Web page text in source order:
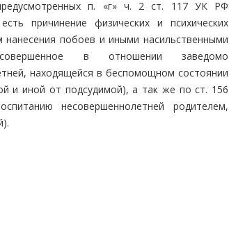
п. «г» ч. 2 ст. 117 УК РФ
причинение физических и психических
нанесения побоев и иными насильственными
в отношении заведомо
находящейся в беспомощном состоянии
и иной от подсудимой), а так же по ст. 156
несовершеннолетней родителем,